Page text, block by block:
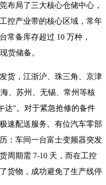
布局了三大核心仓储中心，
控产业带的核心区域，常年
常备库存超过 10 万种，
货储备。
货，江浙沪、珠三角、京津
、苏州、无锡、常州等核
达"。对于紧急抢修的备件
速配送服务。有位汽车零部
：车间一台富士变频器突发
周期需 7-10 天，而在工控
货物，成功避免了生产线停